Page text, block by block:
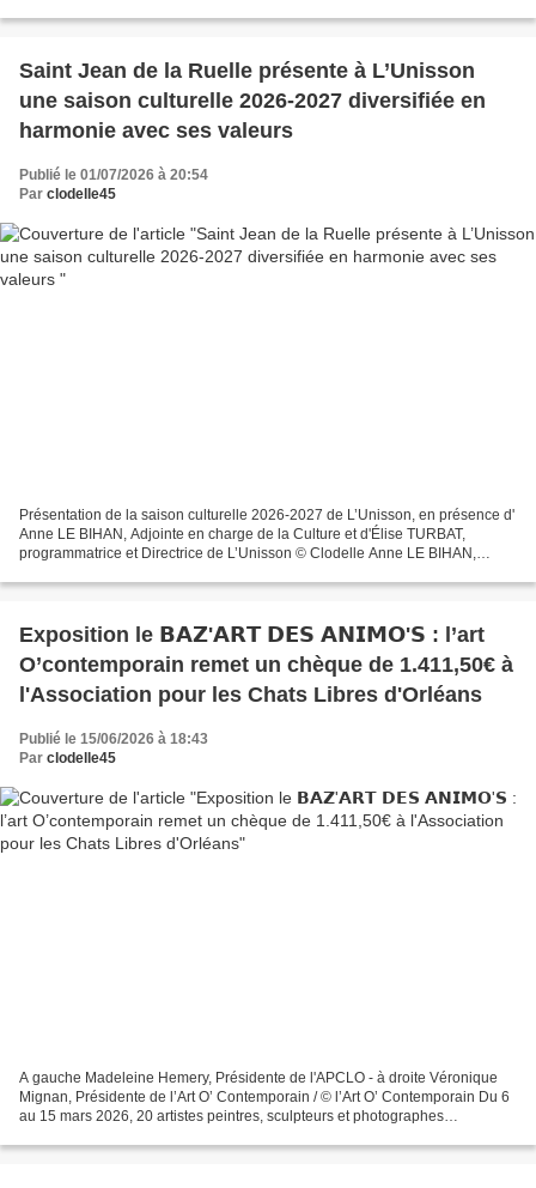
Saint Jean de la Ruelle présente à L’Unisson
une saison culturelle 2026-2027 diversifiée en
harmonie avec ses valeurs
Publié le 01/07/2026 à 20:54
Par clodelle45
Présentation de la saison culturelle 2026-2027 de L’Unisson, en présence d'
Anne LE BIHAN, Adjointe en charge de la Culture et d'Élise TURBAT,
programmatrice et Directrice de L’Unisson © Clodelle Anne LE BIHAN,
Exposition le 𝗕𝗔𝗭'𝗔𝗥𝗧 𝗗𝗘𝗦 𝗔𝗡𝗜𝗠𝗢'𝗦 : l’art
O’contemporain remet un chèque de 1.411,50€ à
l'Association pour les Chats Libres d'Orléans
Publié le 15/06/2026 à 18:43
Par clodelle45
A gauche Madeleine Hemery, Présidente de l'APCLO - à droite Véronique
Mignan, Présidente de l’Art O’ Contemporain / © l’Art O’ Contemporain Du 6
au 15 mars 2026, 20 artistes peintres, sculpteurs et photographes